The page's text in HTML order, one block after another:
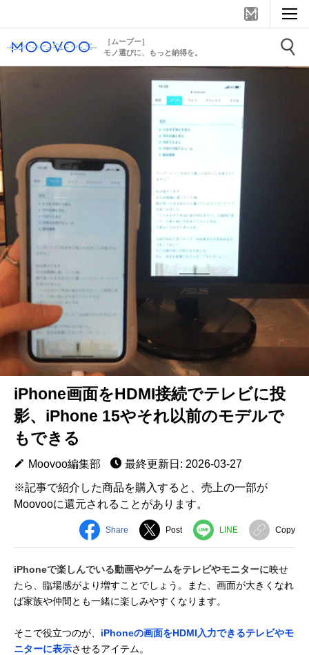
［ムーブー］
モノ選びに、もっと納得を。
iPhone画面をHDMI接続でテレビに投
影、iPhone 15やそれ以前のモデルで
もできる
Moovoo編集部
最終更新日: 2026-03-27
※記事で紹介した商品を購入すると、売上の一部が
Moovooに還元されることがあります。
Share Post LINE Copy
iPhoneで楽しんでいる動画やゲームをテレビやモニターに映せ
たら、臨場感がより増すことでしょう。また、画面が大きくなれ
ば家族や仲間とも一緒に楽しみやすくなります。
そこで役立つのが、 iPhoneの画面をHDMI入力できるテレビやモ
ニターに表示させるアイテム。